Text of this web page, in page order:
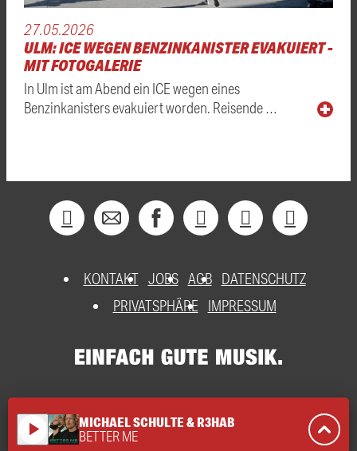
27.05.2026
ULM: ICE WEGEN BENZINKANISTER EVAKUIERT -
MIT FOTOGALERIE
In Ulm ist am Abend ein ICE wegen eines
Benzinkanisters evakuiert worden. Reisende …
KONTAKT JOBS AGB DATENSCHUTZ
PRIVATSPHÄRE
IMPRESSUM
play_arrow MICHAEL SCHULTE & R3HAB
BETTER ME